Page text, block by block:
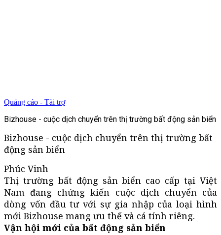
Quảng cáo - Tài trợ
Bizhouse - cuộc dịch chuyển trên thị trường bất động sản biển
Bizhouse - cuộc dịch chuyển trên thị trường bất
động sản biển
Phúc Vinh
Thị trường bất động sản biển cao cấp tại Việt
Nam đang chứng kiến cuộc dịch chuyển của
dòng vốn đầu tư với sự gia nhập của loại hình
mới Bizhouse mang ưu thế và cá tính riêng.
Vận hội mới của bất động sản biển